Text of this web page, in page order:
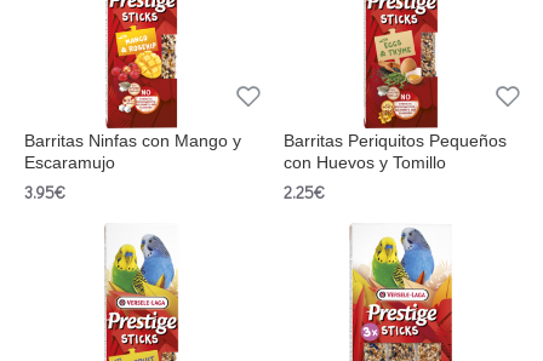
Barritas Ninfas con Mango y
Escaramujo
3.95€
Barritas Periquitos Pequeños
con Huevos y Tomillo
2.25€